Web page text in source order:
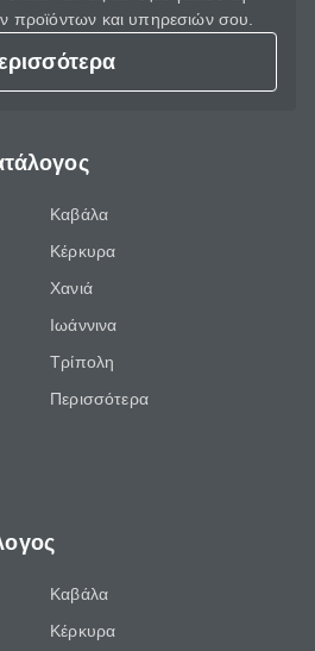
προϊόντων και υπηρεσιών σου.
Καβάλα
Κέρκυρα
Χανιά
Ιωάννινα
Τρίπολη
Περισσότερα
Καβάλα
Κέρκυρα